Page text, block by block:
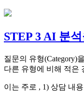
STEP 3 AI 분
질문의 유형(Category)
다른 유형에 비해 적은
이는 주로 , 1) 상담 내